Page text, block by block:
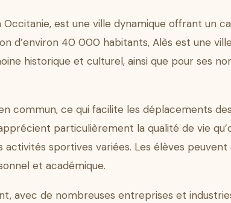
est une ville dynamique offrant un
d’environ 40 000 habitants, Alès est une
historique et culturel, ainsi que pour ses
commun, ce qui facilite les déplacements
particulièrement la qualité de vie
sportives variées. Les élèves peuvent
et académique.
avec de nombreuses entreprises et